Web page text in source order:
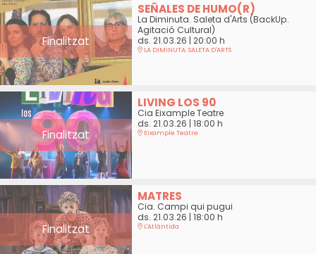
Finalitzat
SEÑALES DE HUMO(R)
La Diminuta. Saleta d'Arts (BackUp.
Agitació Cultural)
ds. 21.03.26 | 20:00 h
LA DIMINUTA. SALETA D'ARTS
Finalitzat
LIVING LOS 90
Cia Eixample Teatre
ds. 21.03.26 | 18:00 h
Eixample Teatre
Finalitzat
MATRES
Cia. Campi qui pugui
ds. 21.03.26 | 18:00 h
L'Atlàntida